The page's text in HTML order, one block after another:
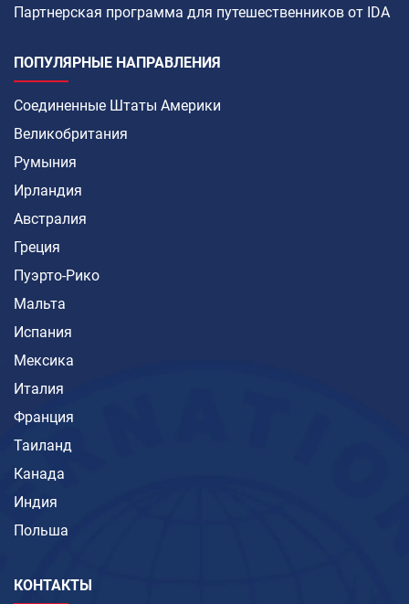
Партнерская программа для путешественников от IDA
ПОПУЛЯРНЫЕ НАПРАВЛЕНИЯ
Соединенные Штаты Америки
Великобритания
Румыния
Ирландия
Австралия
Греция
Пуэрто-Рико
Мальта
Испания
Мексика
Италия
Франция
Таиланд
Канада
Индия
Польша
КОНТАКТЫ